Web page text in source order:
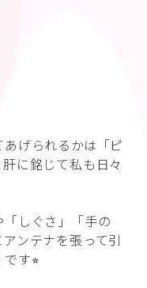
げられるかは「ピ
に銘じて私も日々
しぐさ」「手の
ンテナを張って引
す⭐︎